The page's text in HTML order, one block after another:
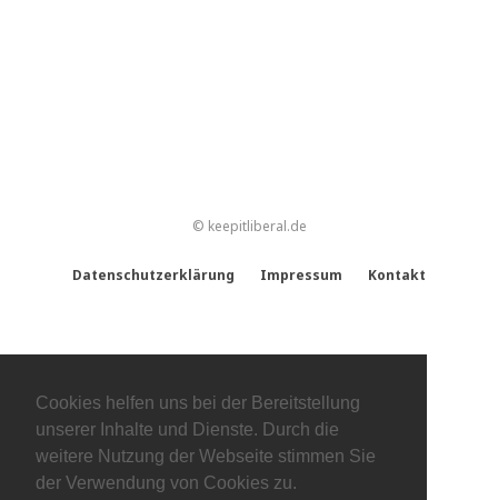
Cookies helfen uns bei der Bereitstellung
unserer Inhalte und Dienste. Durch die
weitere Nutzung der Webseite stimmen Sie
der Verwendung von Cookies zu.
© keepitliberal.de
Datenschutzerklärung Impressum Kontakt